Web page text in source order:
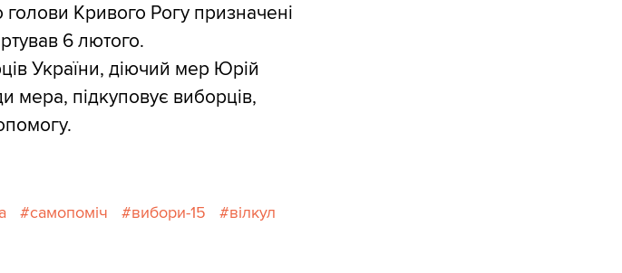
Кривого Рогу призначені
6 лютого.
України, діючий мер Юрій
мера, підкуповує виборців,
самопоміч вибори-15
вілкул